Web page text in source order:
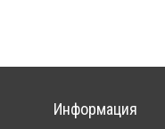
Информация